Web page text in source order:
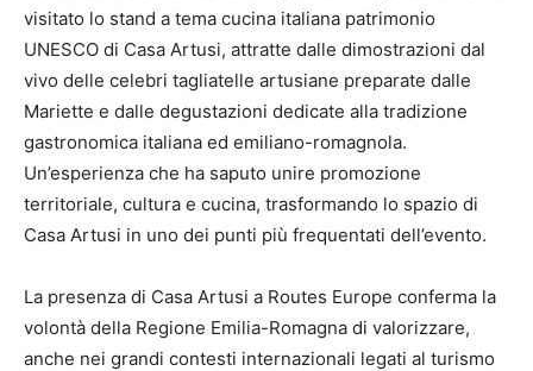
visitato lo stand a tema cucina italiana patrimonio
UNESCO di Casa Artusi, attratte dalle dimostrazioni dal
vivo delle celebri tagliatelle artusiane preparate dalle
Mariette e dalle degustazioni dedicate alla tradizione
gastronomica italiana ed emiliano-romagnola.
Un’esperienza che ha saputo unire promozione
territoriale, cultura e cucina, trasformando lo spazio di
Casa Artusi in uno dei punti più frequentati dell’evento.
La presenza di Casa Artusi a Routes Europe conferma la
volontà della Regione Emilia-Romagna di valorizzare,
anche nei grandi contesti internazionali legati al turismo